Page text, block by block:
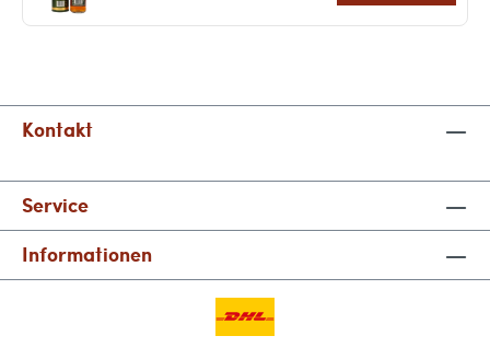
Kontakt
Service
Informationen